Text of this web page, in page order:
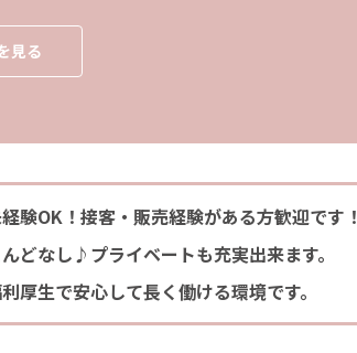
見る
験OK！接客・販売経験がある方歓迎です！
どなし♪プライベートも充実出来ます。
厚生で安心して長く働ける環境です。